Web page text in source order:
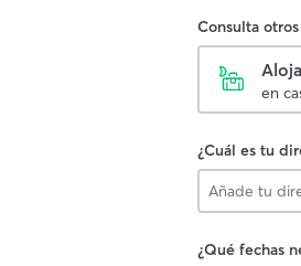
Consulta
en
¿Cuál es tu
¿Qué fechas